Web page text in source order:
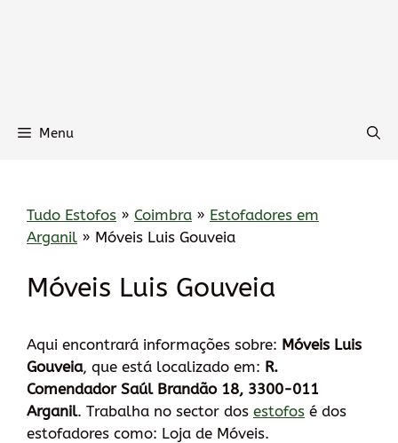
Menu
Tudo Estofos » Coimbra » Estofadores em
Arganil » Móveis Luis Gouveia
Móveis Luis Gouveia
Aqui encontrará informações sobre: Móveis Luis
Gouveia, que está localizado em: R.
Comendador Saúl Brandão 18, 3300-011
Arganil. Trabalha no sector dos estofos é dos
estofadores como: Loja de Móveis.